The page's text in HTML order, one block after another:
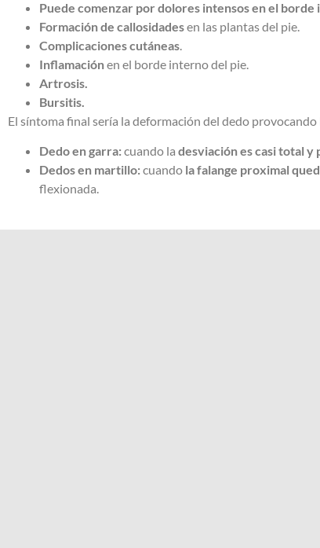
Puede comenzar por dolores intensos en el borde
Formación de callosidadesen las plantas del pie.
Complicaciones cutáneas.
Inflamaciónen el borde interno del pie.
Artrosis.
Bursitis.
El síntoma final sería la deformación del dedo
Dedo en garra:cuando la desviación es casi total y
Dedos en martillo:cuando la falange proximal
flexionada.